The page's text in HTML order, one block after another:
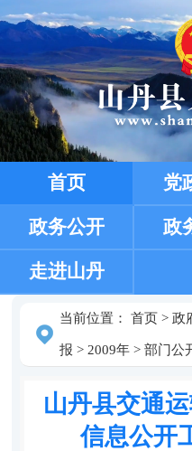
首页 党
政务公开 政
走进山丹
当前位置： 首页> 政
报 > 2009年> 部门公
山丹县交通
信息公开